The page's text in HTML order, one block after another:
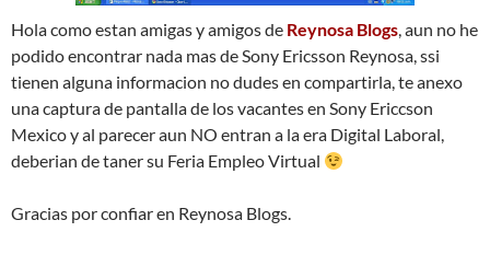
Hola como estan amigas y amigos de Reynosa Blogs, aun no he
podido encontrar nada mas de Sony Ericsson Reynosa, ssi
tienen alguna informacion no dudes en compartirla, te anexo
una captura de pantalla de los vacantes en Sony Ericcson
Mexico y al parecer aun NO entran a la era Digital Laboral,
deberian de taner su Feria Empleo Virtual
Gracias por confiar en Reynosa Blogs.